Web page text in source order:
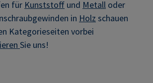
für Kunststoff und Metall oder
in Holz schauen
Kategorieseiten vorbei
Sie uns!